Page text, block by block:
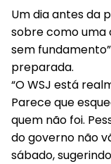
Um dia antes da
sobre como
sem
preparada.
“O WSJ está
Parece que
quem não foi.
do governo não
sábado,